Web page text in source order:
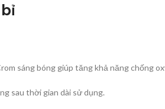
sáng bóng giúp tăng khả năng chống
sau thời gian dài sử dụng.